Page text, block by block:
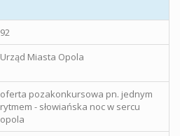
92
Urząd Miasta Opola
oferta pozakonkursowa pn. jednym
rytmem - słowiańska noc w sercu
opola